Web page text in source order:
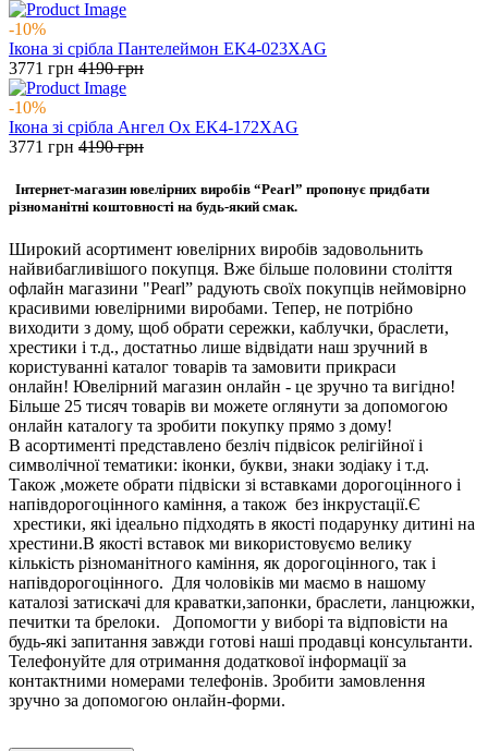
-10%
Ікона зі срібла Пантелеймон EK4-023XAG
3771 грн 4190грн
-10%
Ікона зі срібла Ангел Ох EK4-172XAG
3771 грн 4190грн
Інтернет-магазин ювелірних виробів “Pearl” пропонує придбати
різноманітні коштовності на будь-який смак.
Широкий асортимент ювелірних виробів задовольнить
найвибагливішого покупця. Вже більше половини століття
офлайн магазини "Pearl” радують своїх покупців неймовірно
красивими ювелірними виробами. Тепер, не потрібно
виходити з дому, щоб обрати сережки, каблучки, браслети,
хрестики і т.д., достатньо лише відвідати наш зручний в
користуванні каталог товарів та замовити прикраси
онлайн! Ювелірний магазин онлайн - це зручно та вигідно!
Більше 25 тисяч товарів ви можете оглянути за допомогою
онлайн каталогу та зробити покупку прямо з дому!
В асортименті представлено безліч підвісок релігійної і
символічної тематики: іконки, букви, знаки зодіаку і т.д.
Також ,можете обрати підвіски зі вставками дорогоцінного і
напівдорогоцінного каміння, а також без інкрустації.Є
хрестики, які ідеально підходять в якості подарунку дитині на
хрестини.В якості вставок ми використовуємо велику
кількість різноманітного каміння, як дорогоцінного, так і
напівдорогоцінного. Для чоловіків ми маємо в нашому
каталозі затискачі для краватки,запонки, браслети, ланцюжки,
печитки та брелоки. Допомогти у виборі та відповісти на
будь-які запитання завжди готові наші продавці консультанти.
Телефонуйте для отримання додаткової інформації за
контактними номерами телефонів. Зробити замовлення
зручно за допомогою онлайн-форми.